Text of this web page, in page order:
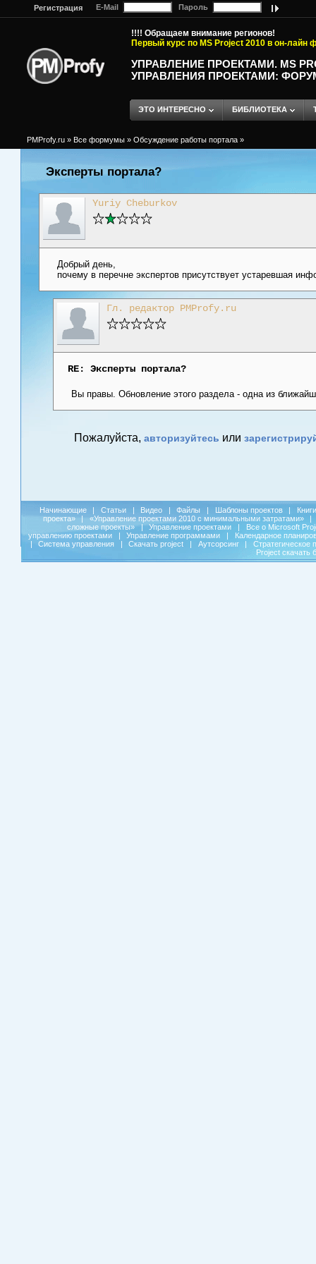
Регистрация E-Mail Пароль
!!!! Обращаем внимание регионов!
Первый курс по MS Project 2010 в он-лайн
УПРАВЛЕНИЕ ПРОЕКТАМИ. MS
УПРАВЛЕНИЯ ПРОЕКТАМИ:
ЭТО ИНТЕРЕСНО БИБЛИОТЕКА
PMProfy.ru » Все формумы » Обсуждение работы портала »
Эксперты портала?
Yuriy Cheburkov
Добрый день,
почему в перечне экспертов присутствует устаревшая
Гл. редактор PMProfy.ru
RE: Эксперты портала?
Вы правы. Обновление этого раздела - одна из
Пожалуйста, авторизуйтесь или
Начинающие | Статьи | Видео | Файлы | Шаблоны проектов |
Книги
проекта»
| «Управление проектами 2010 с минимальными затратами»
|
сложные проекты»
| Управление проектами |
Все о Microsoft
управлению проектами
| Управление программами |
Календарное
|
Система управления | Скачать project | Аутсорсинг |
Стратегическое
Project скачать